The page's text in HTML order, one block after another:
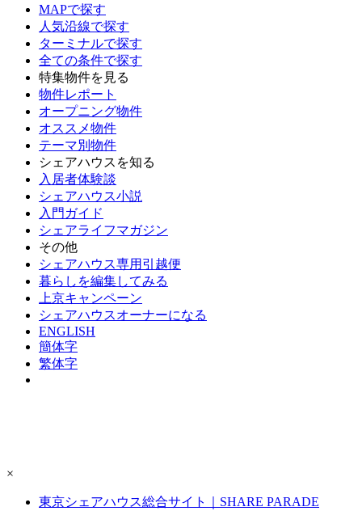
MAPで探す
人気沿線で探す
ターミナルで探す
全ての条件で探す
特集物件を見る
物件レポート
オープニング物件
オススメ物件
テーマ別物件
シェアハウスを知る
入居者体験談
シェアハウス小説
入門ガイド
シェアライフマガジン
その他
シェアハウス専用引越便
暮らしを編集してみる
上京キャンペーン
シェアハウスオーナーになる
ENGLISH
簡体字
繁体字
×
東京シェアハウス総合サイト｜SHARE PARADE